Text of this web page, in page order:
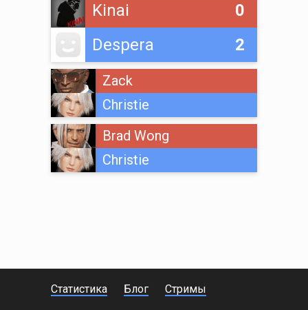
Kinai
0
Despera
2
Zack
Christie
Brad Wong
Christie
Статистика Блог Стримы